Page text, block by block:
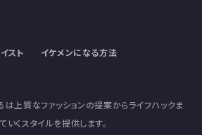
スト イケメンになる方法
は上質なファッションの提案からライフハックま
いくスタイルを提供します。